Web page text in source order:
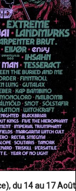
du 14 au 17 Août